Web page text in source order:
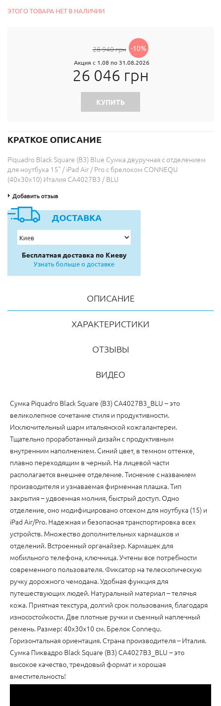
ЭТОГО ТОВАРА НЕТ В НАЛИЧИИ
28 940 грн -10%
Акция с 1.08 по 31.08.2026
26 046 грн
КУПИТЬ
КРАТКОЕ ОПИСАНИЕ
Piquadro Black Square (B3) Blue Сумка двуручная с отделением
для ноутбука 15" / iPad Air / Pro с брелоком CONNEQU
(40x30x10) Италия CA4027B3 / BLU
Добавить отзыв
ДОСТАВКА
Бесплатная доставка по Киеву
Узнать больше о доставке
ОПИСАНИЕ
ХАРАКТЕРИСТИКИ
ОТЗЫВЫ
ВИДЕО
Cумка Piquadro Black Square (B3) CA4027B3_BLU – это
великолепное сочетание стиля и продуктивности.
Исключительный шарм итальянской кожгалантереи.
Тщательно проработанный дизайн с продуктивным
внутренним наполнением. Синий цвет, в темном оттенке,
плавно переходящим в черный. На лицевой части
располагается внешнее отделение. Тиснение с названием
производителя и узнаваемая фирменная плашка. Тип
закрытия – удвоенная молния, быстрый доступ. Одно
отделение, оно модифицировано отсеком для ноутбука (15) и
iPad Air/Pro. Надежная и безопасная транспортировка всех
устройств. Множество дополнительных кармашков и
отделений. Встроенный органайзер. Кармашек для
мобильного телефона, ключница. Учтены все потребности
современного пользователя. Фиксатор на телескопическую
ручку дорожного чемодана. Удобная функция для
путешествующих людей. Натуральный материал – телячья
кожа. Приятная текстура, долгий срок пользования, благодаря
износостойкости. Две плотные ручки и съемный наплечный
ремень. Размер: 40х30х10 см. Брелок Connequ.
Горизонтальная ориентация. Страна производителя – Италия.
Cумка Пиквадро Black Square (B3) CA4027B3_BLU – это
высокое качество, трендовый формат и хорошая
вместительность!